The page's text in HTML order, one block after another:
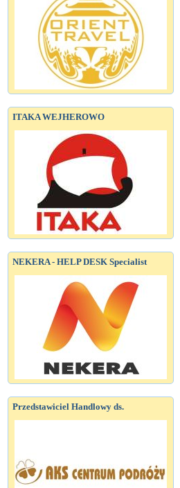
ITAKA WEJHEROWO
NEKERA - HELP DESK Specialist
Przedstawiciel Handlowy ds.